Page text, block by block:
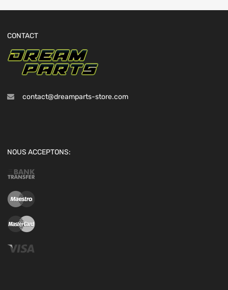
CONTACT
contact@dreamparts-store.com
NOUS ACCEPTONS: